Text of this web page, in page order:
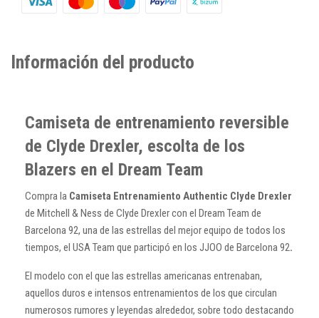
Información del producto
Camiseta de entrenamiento reversible
de Clyde Drexler, escolta de los
Blazers en el Dream Team
Compra la Camiseta Entrenamiento Authentic Clyde Drexler
de Mitchell & Ness de Clyde Drexler con el Dream Team de
Barcelona 92, una de las estrellas del mejor equipo de todos los
tiempos, el USA Team que participó en los JJOO de Barcelona 92.
El modelo con el que las estrellas americanas entrenaban,
aquellos duros e intensos entrenamientos de los que circulan
numerosos rumores y leyendas alrededor, sobre todo destacando